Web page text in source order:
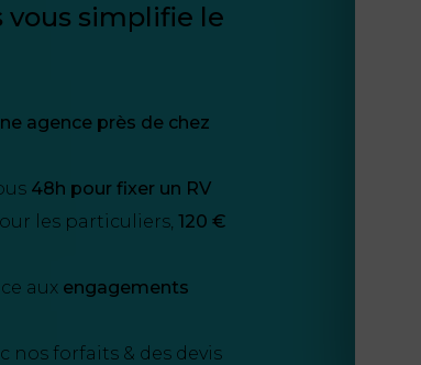
vous simplifie le
agence près de chez
48h pour fixer un RV
les particuliers, 120 €
aux engagements
nos forfaits & des devis